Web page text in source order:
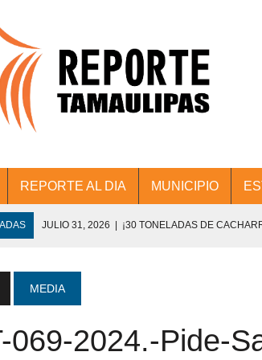
REPORTE AL DIA MUNICIPIO
JULIO 31, 2026 | ¡30 TONELADAS DE
2026 | 💧🚰 ¡AGUA PARA LA COMUNIDAD!
2026 | ¡TRABAJO EN EQUIPO Y RESULTADOS!
MEDIA
069-2024.-Pide-